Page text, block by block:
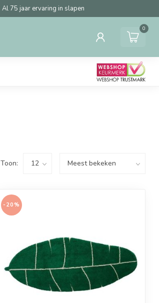
Al 75 jaar ervaring in slapen
0
Toon:
-20%